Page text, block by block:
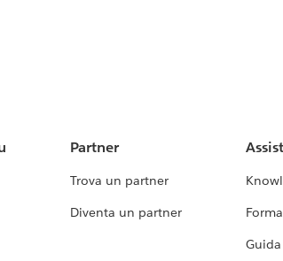
Partner
Trova un partner
Diventa un partner